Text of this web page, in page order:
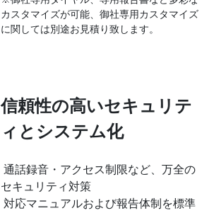
カスタマイズが可能、御社専用カスタマイズ
に関しては別途お見積り致します。
信頼性の高いセキュリテ
ィとシステム化
通話録音・アクセス制限など、万全の
セキュリティ対策
対応マニュアルおよび報告体制を標準